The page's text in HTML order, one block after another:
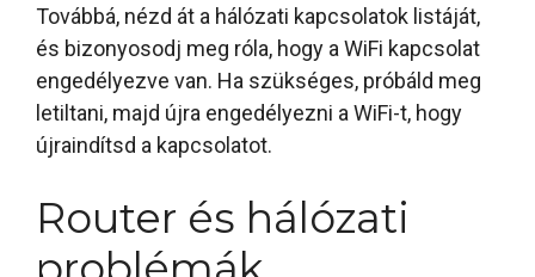
Továbbá, nézd át a hálózati kapcsolatok listáját,
és bizonyosodj meg róla, hogy a WiFi kapcsolat
engedélyezve van. Ha szükséges, próbáld meg
letiltani, majd újra engedélyezni a WiFi-t, hogy
újraindítsd a kapcsolatot.
Router és hálózati